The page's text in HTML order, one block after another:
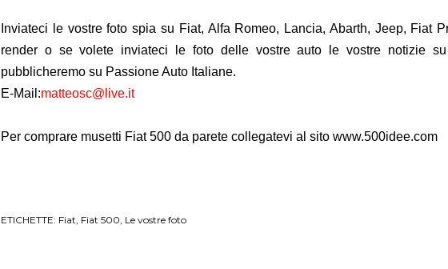
Inviateci le vostre foto spia su Fiat, Alfa Romeo, Lancia, Abarth, Jeep, Fiat
render o se volete inviateci le foto delle vostre auto le vostre notizie
pubblicheremo su Passione Auto Italiane.
E-Mail:matteosc@live.it
Per comprare musetti Fiat 500 da parete collegatevi al sito www.500idee.com
ETICHETTE: Fiat Fiat 500 Le vostre foto